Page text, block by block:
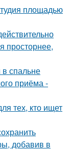
площадью
просторнее,
спальне
приёма -
тех, кто ищет
добавив в